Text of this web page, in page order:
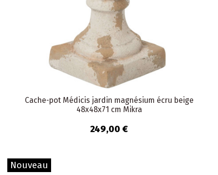
Cache-pot Médicis jardin magnésium écru beige
48x48x71 cm Mikra
249,00 €
Nouveau